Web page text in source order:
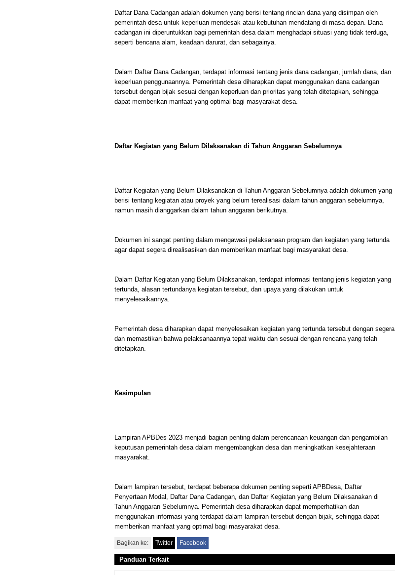
Daftar Dana Cadangan adalah dokumen yang berisi tentang rincian dana yang disimpan oleh
pemerintah desa untuk keperluan mendesak atau kebutuhan mendatang di masa depan. Dana
cadangan ini diperuntukkan bagi pemerintah desa dalam menghadapi situasi yang tidak terduga,
seperti bencana alam, keadaan darurat, dan sebagainya.
Dalam Daftar Dana Cadangan, terdapat informasi tentang jenis dana cadangan, jumlah dana, dan
keperluan penggunaannya. Pemerintah desa diharapkan dapat menggunakan dana cadangan
tersebut dengan bijak sesuai dengan keperluan dan prioritas yang telah ditetapkan, sehingga
dapat memberikan manfaat yang optimal bagi masyarakat desa.
Daftar Kegiatan yang Belum Dilaksanakan di Tahun Anggaran Sebelumnya
Daftar Kegiatan yang Belum Dilaksanakan di Tahun Anggaran Sebelumnya adalah dokumen yang
berisi tentang kegiatan atau proyek yang belum terealisasi dalam tahun anggaran sebelumnya,
namun masih dianggarkan dalam tahun anggaran berikutnya.
Dokumen ini sangat penting dalam mengawasi pelaksanaan program dan kegiatan yang tertunda
agar dapat segera direalisasikan dan memberikan manfaat bagi masyarakat desa.
Dalam Daftar Kegiatan yang Belum Dilaksanakan, terdapat informasi tentang jenis kegiatan yang
tertunda, alasan tertundanya kegiatan tersebut, dan upaya yang dilakukan untuk
menyelesaikannya.
Pemerintah desa diharapkan dapat menyelesaikan kegiatan yang tertunda tersebut dengan segera
dan memastikan bahwa pelaksanaannya tepat waktu dan sesuai dengan rencana yang telah
ditetapkan.
Kesimpulan
Lampiran APBDes 2023 menjadi bagian penting dalam perencanaan keuangan dan pengambilan
keputusan pemerintah desa dalam mengembangkan desa dan meningkatkan kesejahteraan
masyarakat.
Dalam lampiran tersebut, terdapat beberapa dokumen penting seperti APBDesa, Daftar
Penyertaan Modal, Daftar Dana Cadangan, dan Daftar Kegiatan yang Belum Dilaksanakan di
Tahun Anggaran Sebelumnya. Pemerintah desa diharapkan dapat memperhatikan dan
menggunakan informasi yang terdapat dalam lampiran tersebut dengan bijak, sehingga dapat
memberikan manfaat yang optimal bagi masyarakat desa.
Bagikan ke: Twitter Facebook
Panduan Terkait